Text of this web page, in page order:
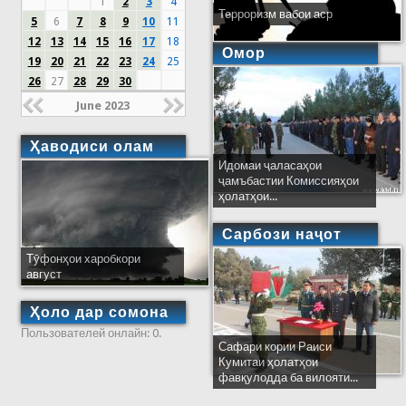
5
6 7 8 9 10
11
12
13 14 15 16 17
18
19
20 21 22 23 24
25
26
27 28 29 30
June 2023
Ҳаводиси олам
Тӯфонҳои харобкори
август
Ҳоло дар сомона
Пользователей онлайн: 0.
Терроризм вабои аср
Омор
Идомаи ҷаласаҳои
ҷамъбастии Комиссияҳои
ҳолатҳои...
Сарбози наҷот
Сафари кории Раиси
Кумитаи ҳолатҳои
фавқулодда ба вилояти...